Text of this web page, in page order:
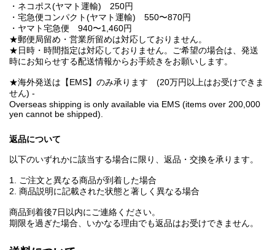
・ネコポス(ヤマト運輸) 250円
・宅急便コンパクト(ヤマト運輸) 550〜870円
・ヤマト宅急便 940〜1,460円
★郵便局留め・営業所留めは対応しておりません。
★日時・時間指定は対応しておりません。ご希望の場合は、発送
時にお知らせする配送情報からお手続きをお願いします。
★海外発送は【EMS】のみ承ります (20万円以上はお受けできま
せん) -
Overseas shipping is only available via EMS (items over 200,000
yen cannot be shipped).
返品について
以下のいずれかに該当する場合に限り、返品・交換を承ります。
1. ご注文と異なる商品が到着した場合
2. 商品説明に記載された状態と著しく異なる場合
商品到着後7日以内にご連絡ください。
期限を過ぎた場合、いかなる理由でも返品はお受けできません。